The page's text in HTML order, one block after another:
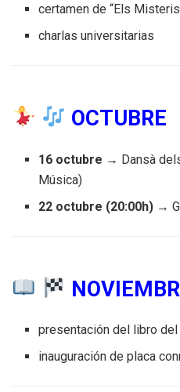
certamen de “Els
charlas universitarias
OCTUBRE
16 octubre → Dansà
Música)
22 octubre (20:00h) →
presentación del libro
inauguración de placa